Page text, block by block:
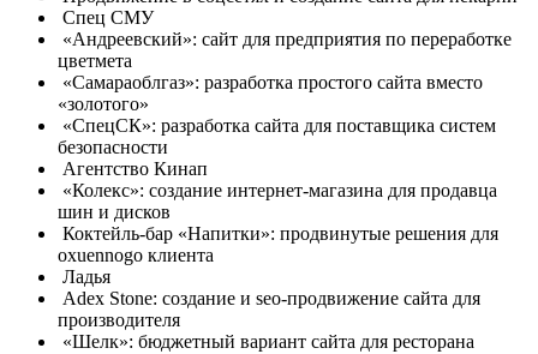
Спец СМУ
«Андреевский»: сайт для предприятия по переработке
цветмета
«Самараоблгаз»: разработка простого сайта вместо
«золотого»
«СпецСК»: разработка сайта для поставщика систем
безопасности
Агентство Кинап
«Колекс»: создание интернет-магазина для продавца
шин и дисков
Коктейль-бар «Напитки»: продвинутые решения для
oxuennogo клиента
Ладья
Adex Stone: создание и seo-продвижение сайта для
производителя
«Шелк»: бюджетный вариант сайта для ресторана